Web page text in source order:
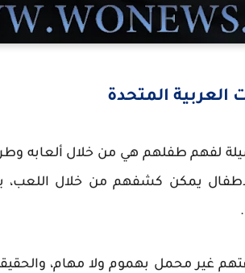
العربية المتحدة
لفهم طفلهم هي من خلال ألعابه
يمكن كشفهم من خلال اللعب،
غير محمل بهموم ولا مهام،